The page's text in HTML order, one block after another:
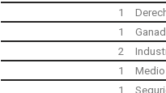
1
1
2
1
1